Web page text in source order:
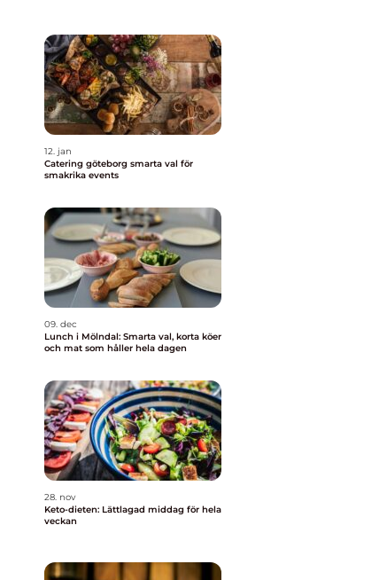
12. jan
Catering göteborg smarta val för
smakrika events
09. dec
Lunch i Mölndal: Smarta val, korta köer
och mat som håller hela dagen
28. nov
Keto-dieten: Lättlagad middag för hela
veckan